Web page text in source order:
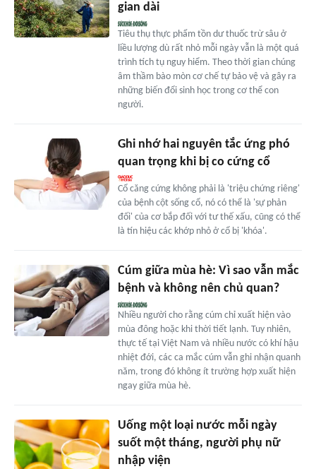
gian dài
Tiêu thụ thực phẩm tồn dư thuốc trừ sâu ở
liều lượng dù rất nhỏ mỗi ngày vẫn là một quá
trình tích tụ nguy hiểm. Theo thời gian chúng
âm thầm bào mòn cơ chế tự bảo vệ và gây ra
những biến đổi sinh học trong cơ thể con
người.
Ghi nhớ hai nguyên tắc ứng phó
quan trọng khi bị co cứng cổ
Cổ căng cứng không phải là 'triệu chứng riêng'
của bệnh cột sống cổ, nó có thể là 'sự phản
đối' của cơ bắp đối với tư thế xấu, cũng có thể
là tín hiệu các khớp nhỏ ở cổ bị 'khóa'.
Cúm giữa mùa hè: Vì sao vẫn mắc
bệnh và không nên chủ quan?
Nhiều người cho rằng cúm chỉ xuất hiện vào
mùa đông hoặc khi thời tiết lạnh. Tuy nhiên,
thực tế tại Việt Nam và nhiều nước có khí hậu
nhiệt đới, các ca mắc cúm vẫn ghi nhận quanh
năm, trong đó không ít trường hợp xuất hiện
ngay giữa mùa hè.
Uống một loại nước mỗi ngày
suốt một tháng, người phụ nữ
nhập viện